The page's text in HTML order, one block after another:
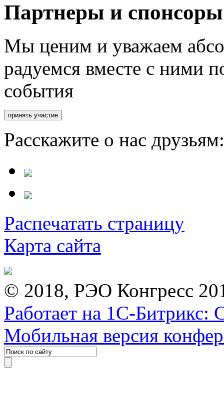
Партнеры и спонсоры
Мы ценим и уважаем
радуемся вместе с ними
события
Расскажите о нас
Распечатать страницу
Карта сайта
© 2018, РЭО Конгресс
Работает на 1С-Битрикс:
Мобильная версия